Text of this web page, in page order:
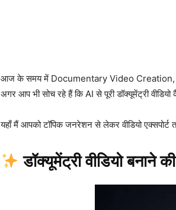
आज के समय में Documentary Video Creation,
अगर आप भी सोच रहे हैं कि AI से पूरी डॉक्यूमेंट्री
यहाँ मैं आपको टॉपिक जनरेशन से लेकर वीडियो
डॉक्यूमेंट्री वीडियो बनाने